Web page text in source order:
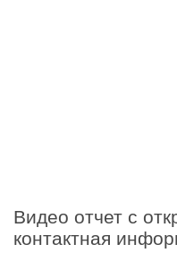
Видео отчет с
контактная